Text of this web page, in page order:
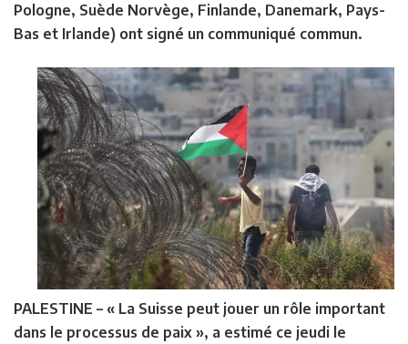
Pologne, Suède Norvège, Finlande, Danemark, Pays-
Bas et Irlande) ont signé un communiqué commun.
PALESTINE – « La Suisse peut jouer un rôle important
dans le processus de paix », a estimé ce jeudi le